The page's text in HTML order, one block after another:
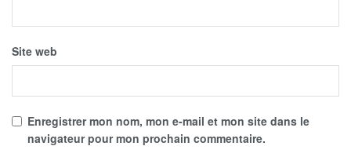
Site web
Enregistrer mon nom, mon e-mail et mon site dans le
navigateur pour mon prochain commentaire.